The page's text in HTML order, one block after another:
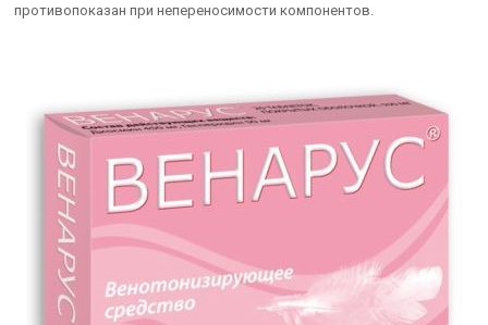
противопоказан при непереносимости компонентов.